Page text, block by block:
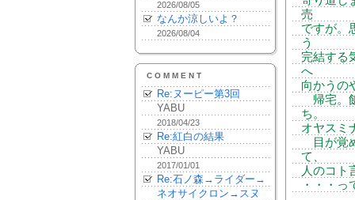
2026/08/05
なんか涼しいよ？
2026/08/04
COMMENT
Re:ヌーピー第3回
YABU
2018/04/23
Re:紅白の結果
YABU
2017/01/01
Re:石ノ森→ライダー→
ネオサイクロン→スヌ
売
ですが。
う
完結する
へ
向かうの
帰宅。
ち。
オヤスミ
目が覚
て、
人のコト
・・・